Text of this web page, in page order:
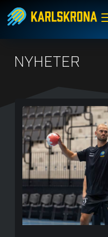
NYHETER